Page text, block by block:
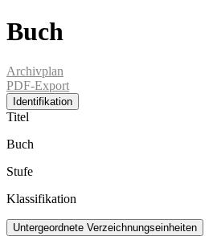
Buch
Archivplan
PDF-Export
Identifikation
Titel
Buch
Stufe
Klassifikation
Untergeordnete Verzeichnungseinheiten